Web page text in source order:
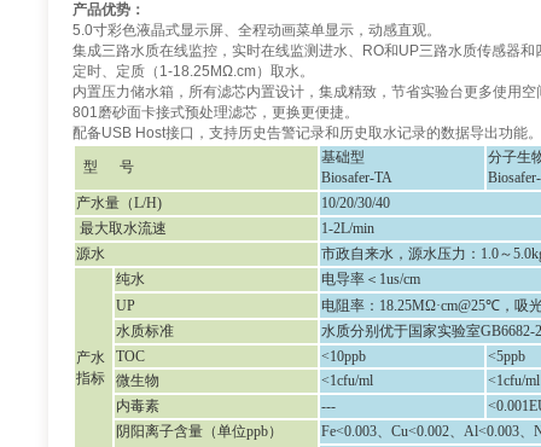
产品优势：
5.0寸彩色液晶式显示屏、 全程动画菜单显示，动感直观。
集成三路水质在线监控，实时在线监测进水、
RO和UP三路水质传感器和
定时、定质（ 1-18.25MΩ.cm）取水。
内置压力储水箱 ， 所有滤芯内置设计，集成精致，节省实验台更多使用空
801磨砂面卡接式预处理滤芯，更换更便捷。
配备USB Host接口，支持历史告警记录和历史取水记录的数据导出功能。
型 号
基础型
Biosafer-TA
分子生
产水量（L/H)
10/20/30/40
最大取水流速
1-2L/min
源水
市政自来水，源水压力： 1.0～
产水
指标
纯水 电导率＜ 1us/cm
UP
电阻率： 18.25MΩ·cm@25℃ ，吸
水质标准
水质分别优于国家实验室GB6682-
TOC
<10ppb <5ppb
微生物
<1cfu/ml
<1cfu/ml
内毒素
--- <0.001
阴阳离子含量（单位ppb）
Fe<0.003、Cu<0.002、Al<0.003